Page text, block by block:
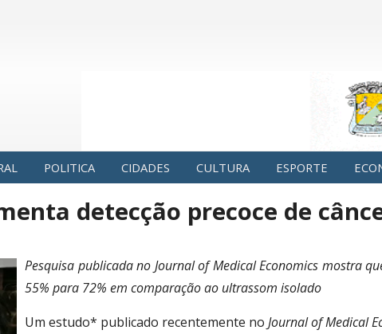
POLITICA CIDADES CULTURA ESPORTE
detecção precoce de
Pesquisa publicada no Journal of Medical Economics mostra
55% para 72% em comparação ao ultrassom isolado
Um estudo* publicado recentemente no Journal of Medical